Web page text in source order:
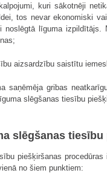
kuri sākotnēji
tos nevar ekonomiski
līguma izpildītājs.
aizsardzību saistītu
saņēmēja gribas
slēgšanas tiesību
slēgšanas
piešķiršanas
no šiem punktiem: